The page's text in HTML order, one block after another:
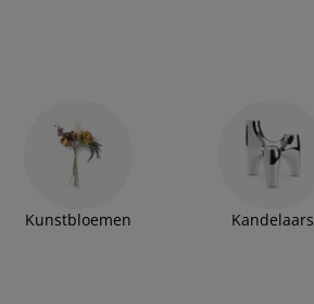
Kunstbloemen Kandelaars